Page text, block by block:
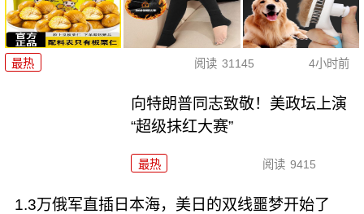
最热 阅读 31145 4小时前
向特朗普同志致敬！美政坛上演
“超级抹红大赛”
最热 阅读 9415
1.3万俄军直插日本海，美日的双线噩梦开始了